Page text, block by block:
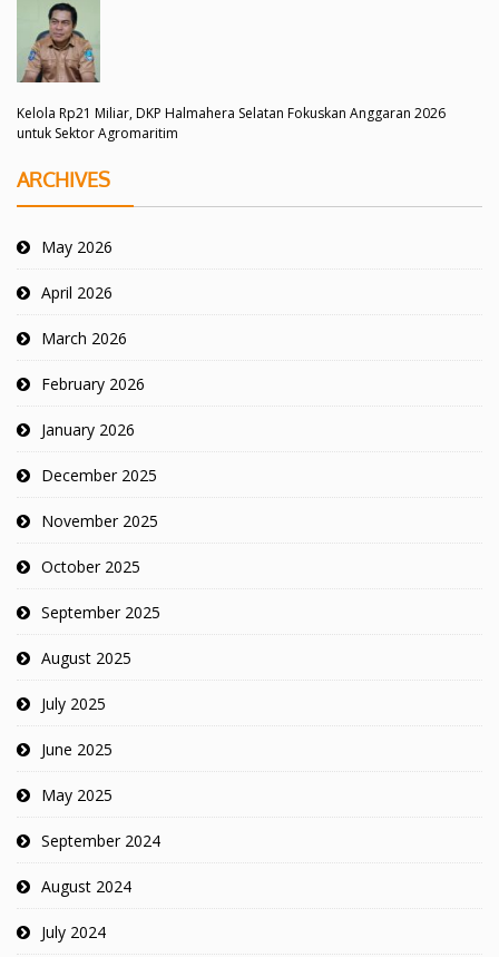
Kelola Rp21 Miliar, DKP Halmahera Selatan Fokuskan Anggaran 2026
untuk Sektor Agromaritim
ARCHIVES
May 2026
April 2026
March 2026
February 2026
January 2026
December 2025
November 2025
October 2025
September 2025
August 2025
July 2025
June 2025
May 2025
September 2024
August 2024
July 2024